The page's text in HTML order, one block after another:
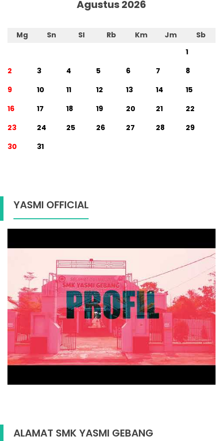
Agustus 2026
Mg Sn Sl Rb Km Jm
Sb
1
2
3 4 5 6 7
8
9
10 11 12 13 14
15
16
17 18 19 20 21
22
23
24 25 26 27 28
29
30
31
YASMI OFFICIAL
ALAMAT SMK YASMI GEBANG